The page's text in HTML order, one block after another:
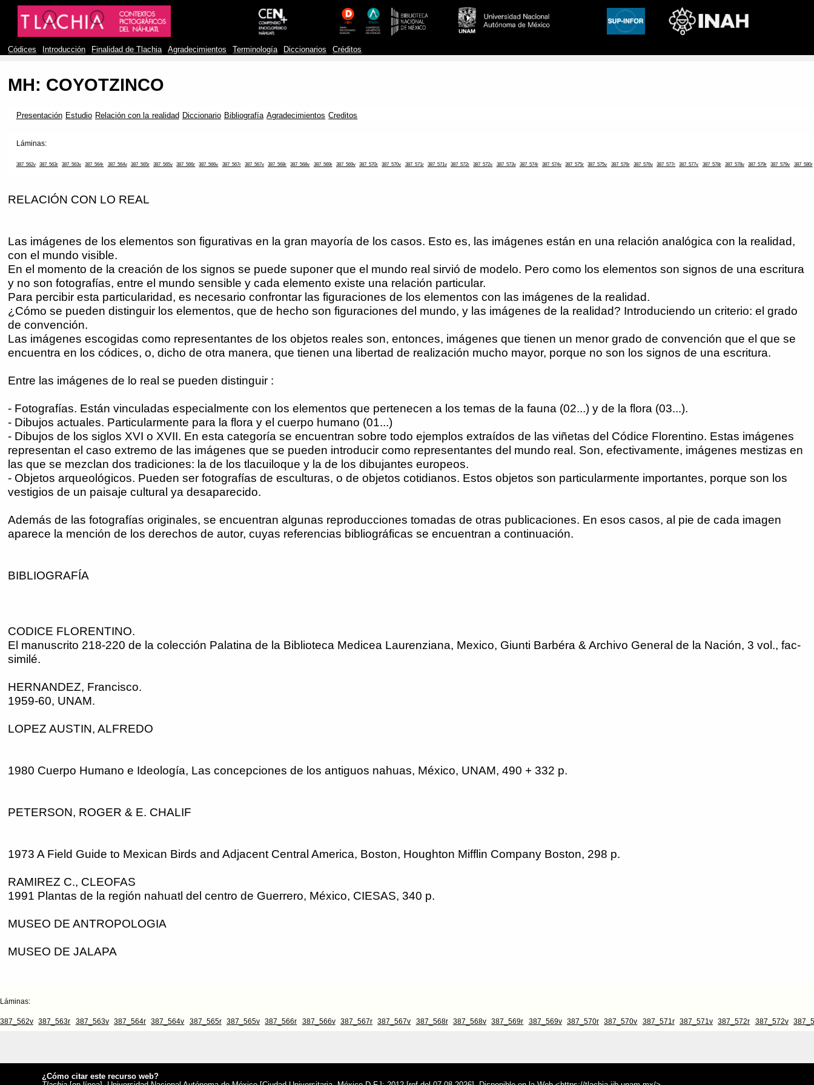
Códices Introducción Finalidad de Tlachia Agradecimientos Terminología Diccionarios Créditos
MH: COYOTZINCO
Presentación Estudio Relación con la realidad Diccionario Bibliografía Agradecimientos Creditos
Láminas:
387_562v 387_563r 387_563v 387_564r 387_564v 387_565r 387_565v 387_566r 387_566v 387_567r 387_567v 387_568r 387_568v 387_569r 387_569v 387_570r 387_570v 387_571r 387_571v 387_572r 387_572v 387_573v 387_574r 387_574v 387_575r 387_575v 387_576r 387_576v 387_577r 387_577v 387_578r 387_578v 387_579r 387_579v 387_580r
RELACIÓN CON LO REAL
Las imágenes de los elementos son figurativas en la gran mayoría de los casos. Esto es, las imágenes están en una relación analógica con la realidad,
con el mundo visible.
En el momento de la creación de los signos se puede suponer que el mundo real sirvió de modelo. Pero como los elementos son signos de una escritura
y no son fotografías, entre el mundo sensible y cada elemento existe una relación particular.
Para percibir esta particularidad, es necesario confrontar las figuraciones de los elementos con las imágenes de la realidad.
¿Cómo se pueden distinguir los elementos, que de hecho son figuraciones del mundo, y las imágenes de la realidad? Introduciendo un criterio: el grado
de convención.
Las imágenes escogidas como representantes de los objetos reales son, entonces, imágenes que tienen un menor grado de convención que el que se
encuentra en los códices, o, dicho de otra manera, que tienen una libertad de realización mucho mayor, porque no son los signos de una escritura.
Entre las imágenes de lo real se pueden distinguir :
- Fotografías. Están vinculadas especialmente con los elementos que pertenecen a los temas de la fauna (02...) y de la flora (03...).
- Dibujos actuales. Particularmente para la flora y el cuerpo humano (01...)
- Dibujos de los siglos XVI o XVII. En esta categoría se encuentran sobre todo ejemplos extraídos de las viñetas del Códice Florentino. Estas imágenes
representan el caso extremo de las imágenes que se pueden introducir como representantes del mundo real. Son, efectivamente, imágenes mestizas en
las que se mezclan dos tradiciones: la de los tlacuiloque y la de los dibujantes europeos.
- Objetos arqueológicos. Pueden ser fotografías de esculturas, o de objetos cotidianos. Estos objetos son particularmente importantes, porque son los
vestigios de un paisaje cultural ya desaparecido.
Además de las fotografías originales, se encuentran algunas reproducciones tomadas de otras publicaciones. En esos casos, al pie de cada imagen
aparece la mención de los derechos de autor, cuyas referencias bibliográficas se encuentran a continuación.
BIBLIOGRAFÍA
CODICE FLORENTINO.
El manuscrito 218-220 de la colección Palatina de la Biblioteca Medicea Laurenziana, Mexico, Giunti Barbéra & Archivo General de la Nación, 3 vol., fac-
similé.
HERNANDEZ, Francisco.
1959-60, UNAM.
LOPEZ AUSTIN, ALFREDO
1980 Cuerpo Humano e Ideología, Las concepciones de los antiguos nahuas, México, UNAM, 490 + 332 p.
PETERSON, ROGER & E. CHALIF
1973 A Field Guide to Mexican Birds and Adjacent Central America, Boston, Houghton Mifflin Company Boston, 298 p.
RAMIREZ C., CLEOFAS
1991 Plantas de la región nahuatl del centro de Guerrero, México, CIESAS, 340 p.
MUSEO DE ANTROPOLOGIA
MUSEO DE JALAPA
Láminas:
387_562v 387_563r 387_563v 387_564r 387_564v 387_565r 387_565v 387_566r 387_566v 387_567r 387_567v 387_568r 387_568v 387_569r 387_569v 387_570r 387_570v 387_571r 387_571v 387_572r 387_572v
¿Cómo citar este recurso web?